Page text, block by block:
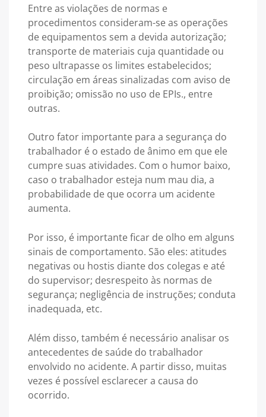
Entre as violações de normas e
procedimentos consideram-se as operações
de equipamentos sem a devida autorização;
transporte de materiais cuja quantidade ou
peso ultrapasse os limites estabelecidos;
circulação em áreas sinalizadas com aviso de
proibição; omissão no uso de EPIs., entre
outras.
Outro fator importante para a segurança do
trabalhador é o estado de ânimo em que ele
cumpre suas atividades. Com o humor baixo,
caso o trabalhador esteja num mau dia, a
probabilidade de que ocorra um acidente
aumenta.
Por isso, é importante ficar de olho em alguns
sinais de comportamento. São eles: atitudes
negativas ou hostis diante dos colegas e até
do supervisor; desrespeito às normas de
segurança; negligência de instruções; conduta
inadequada, etc.
Além disso, também é necessário analisar os
antecedentes de saúde do trabalhador
envolvido no acidente. A partir disso, muitas
vezes é possível esclarecer a causa do
ocorrido.